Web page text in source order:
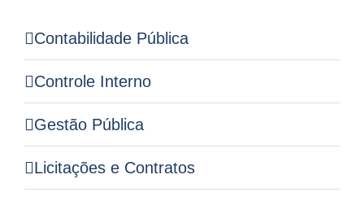
Contabilidade Pública
Controle Interno
Gestão Pública
Licitações e Contratos